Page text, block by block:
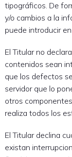
tipográficos. De
y/o cambios a la
puede introducir
El Titular no
contenidos sean
que los defectos
servidor que lo
otros
realiza todos los
El Titular declina
existan